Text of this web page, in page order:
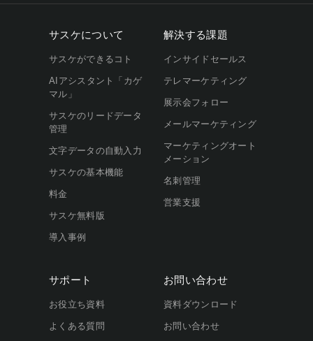
サスケについて
サスケができるコト
AIアシスタント「カゲ
マル」
サスケのリードデータ
管理
文字データの自動入力
サスケの基本機能
料金
サスケ無料版
導入事例
解決する課題
インサイドセールス
テレマーケティング
展示会フォロー
メールマーケティング
マーケティングオート
メーション
名刺管理
営業支援
サポート
お役立ち資料
よくある質問
お問い合わせ
資料ダウンロード
お問い合わせ